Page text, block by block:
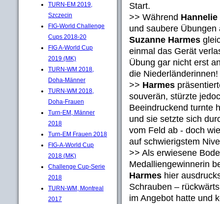
TURN-EM 2019,
Szczecin
FIG-World Challenge
Cups 2018-20
FIG A-World Cup
2019 (MK)
TURN-WM 2018,
Doha-Männer
TURN-WM 2018,
Doha-Frauen
Turn-EM, Männer
2018
Turn-EM Frauen 2018
FIG-A-World Cup
2018 (MK)
Challenge Cup-Serie
2018
TURN-WM, Montreal
2017
Start.
>> Während
und saubere
Suzanne Harmes
einmal das Gerät
Übung gar nicht erst
die Niederländerinnen!
>> Harmes
souverän, stürzte
Beeindruckend turnte
und sie setzte sich
vom Feld ab - doch
auf schwierigstem
>> Als erwiesene
Medalliengewinnerin
Harmes hier
Schrauben –
im Angebot hatte und